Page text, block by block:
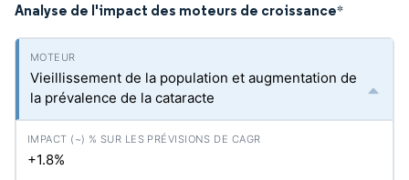
Analyse de l'impact des moteurs de croissance*
Vieillissement de la population et augmentation de
la prévalence de la cataracte
+1.8%